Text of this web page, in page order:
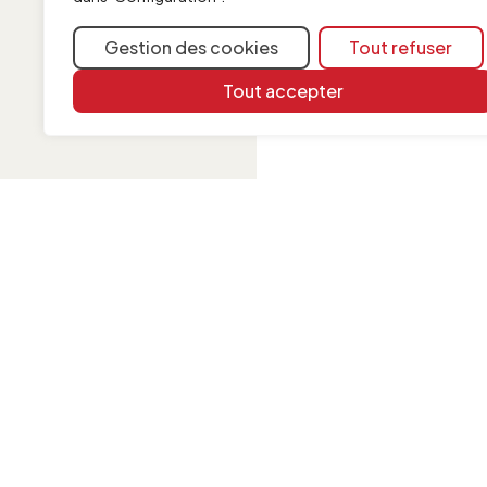
Gestion des cookies
Tout refuser
Tout accepter